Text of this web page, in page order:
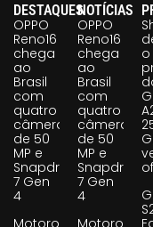
DESTAQUES
OPPO
Reno16
chega
ao
Brasil
com
quatro
câmeras
de 50
MP e
Snapdragon
7 Gen
4
Motorola
NOTÍCIAS
OPPO
Reno16
chega
ao
Brasil
com
quatro
câmeras
de 50
MP e
7 Gen
4
Motorola
o